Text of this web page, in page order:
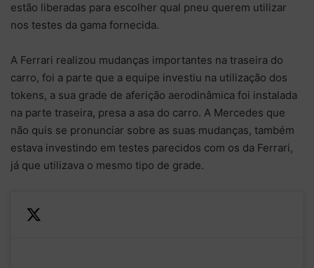
estão liberadas para escolher qual pneu querem utilizar
nos testes da gama fornecida.
A Ferrari realizou mudanças importantes na traseira do
carro, foi a parte que a equipe investiu na utilização dos
tokens, a sua grade de aferição aerodinâmica foi instalada
na parte traseira, presa a asa do carro. A Mercedes que
não quis se pronunciar sobre as suas mudanças, também
estava investindo em testes parecidos com os da Ferrari,
já que utilizava o mesmo tipo de grade.